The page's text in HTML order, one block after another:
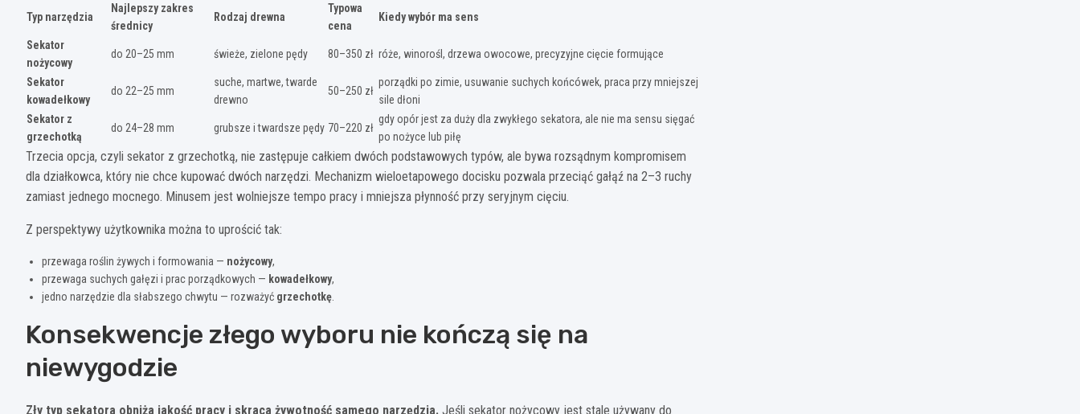
Typ narzędzia
Najlepszy zakres
średnicy
Rodzaj drewna
Typowa
cena
Kiedy wybór ma sens
Sekator
nożycowy
do 20–25 mm świeże, zielone pędy 80–350 zł róże, winorośl, drzewa owocowe, precyzyjne cięcie formujące
Sekator
kowadełkowy
do 22–25 mm
suche, martwe, twarde
drewno
50–250 zł
porządki po zimie, usuwanie suchych końcówek, praca przy mniejszej
sile dłoni
Sekator z
grzechotką
do 24–28 mm grubsze i twardsze pędy 70–220 zł
gdy opór jest za duży dla zwykłego sekatora, ale nie ma sensu sięgać
po nożyce lub piłę
Trzecia opcja, czyli sekator z grzechotką, nie zastępuje całkiem dwóch podstawowych typów, ale bywa rozsądnym kompromisem
dla działkowca, który nie chce kupować dwóch narzędzi. Mechanizm wieloetapowego docisku pozwala przeciąć gałąź na 2–3 ruchy
zamiast jednego mocnego. Minusem jest wolniejsze tempo pracy i mniejsza płynność przy seryjnym cięciu.
Z perspektywy użytkownika można to uprościć tak:
przewaga roślin żywych i formowania — nożycowy,
przewaga suchych gałęzi i prac porządkowych — kowadełkowy,
jedno narzędzie dla słabszego chwytu — rozważyć grzechotkę
Konsekwencje złego wyboru nie kończą się na
niewygodzie
Zły typ sekatora obniża jakość pracy i skraca żywotność samego narzędzia. Jeśli sekator nożycowy jest stale używany do